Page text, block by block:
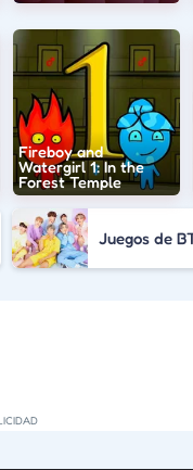
Fireboy and
Watergirl 1: In the
Forest Temple
Juegos de